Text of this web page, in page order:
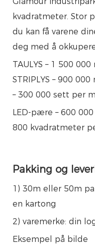
kvadratmeter. Stor
du kan få varene
deg med å
TAULYS – 1 500
STRIPLYS – 900
– 300 000 sett per
LED-pære – 600
800 kvadratmeter
Pakking og
1) 30m eller 50m
en kartong
2) varemerke: din
Eksempel på bilde